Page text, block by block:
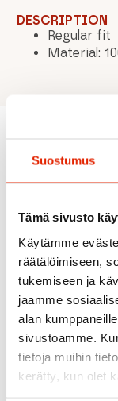
Suostumus
Tämä sivusto
Käytämme
räätälöimiseen,
tukemiseen ja
jaamme
alan
sivustoamme.
tietoja muihin
kerätty, kun olet
DESCRIPTION
Regular fit
Material:
Amundsen